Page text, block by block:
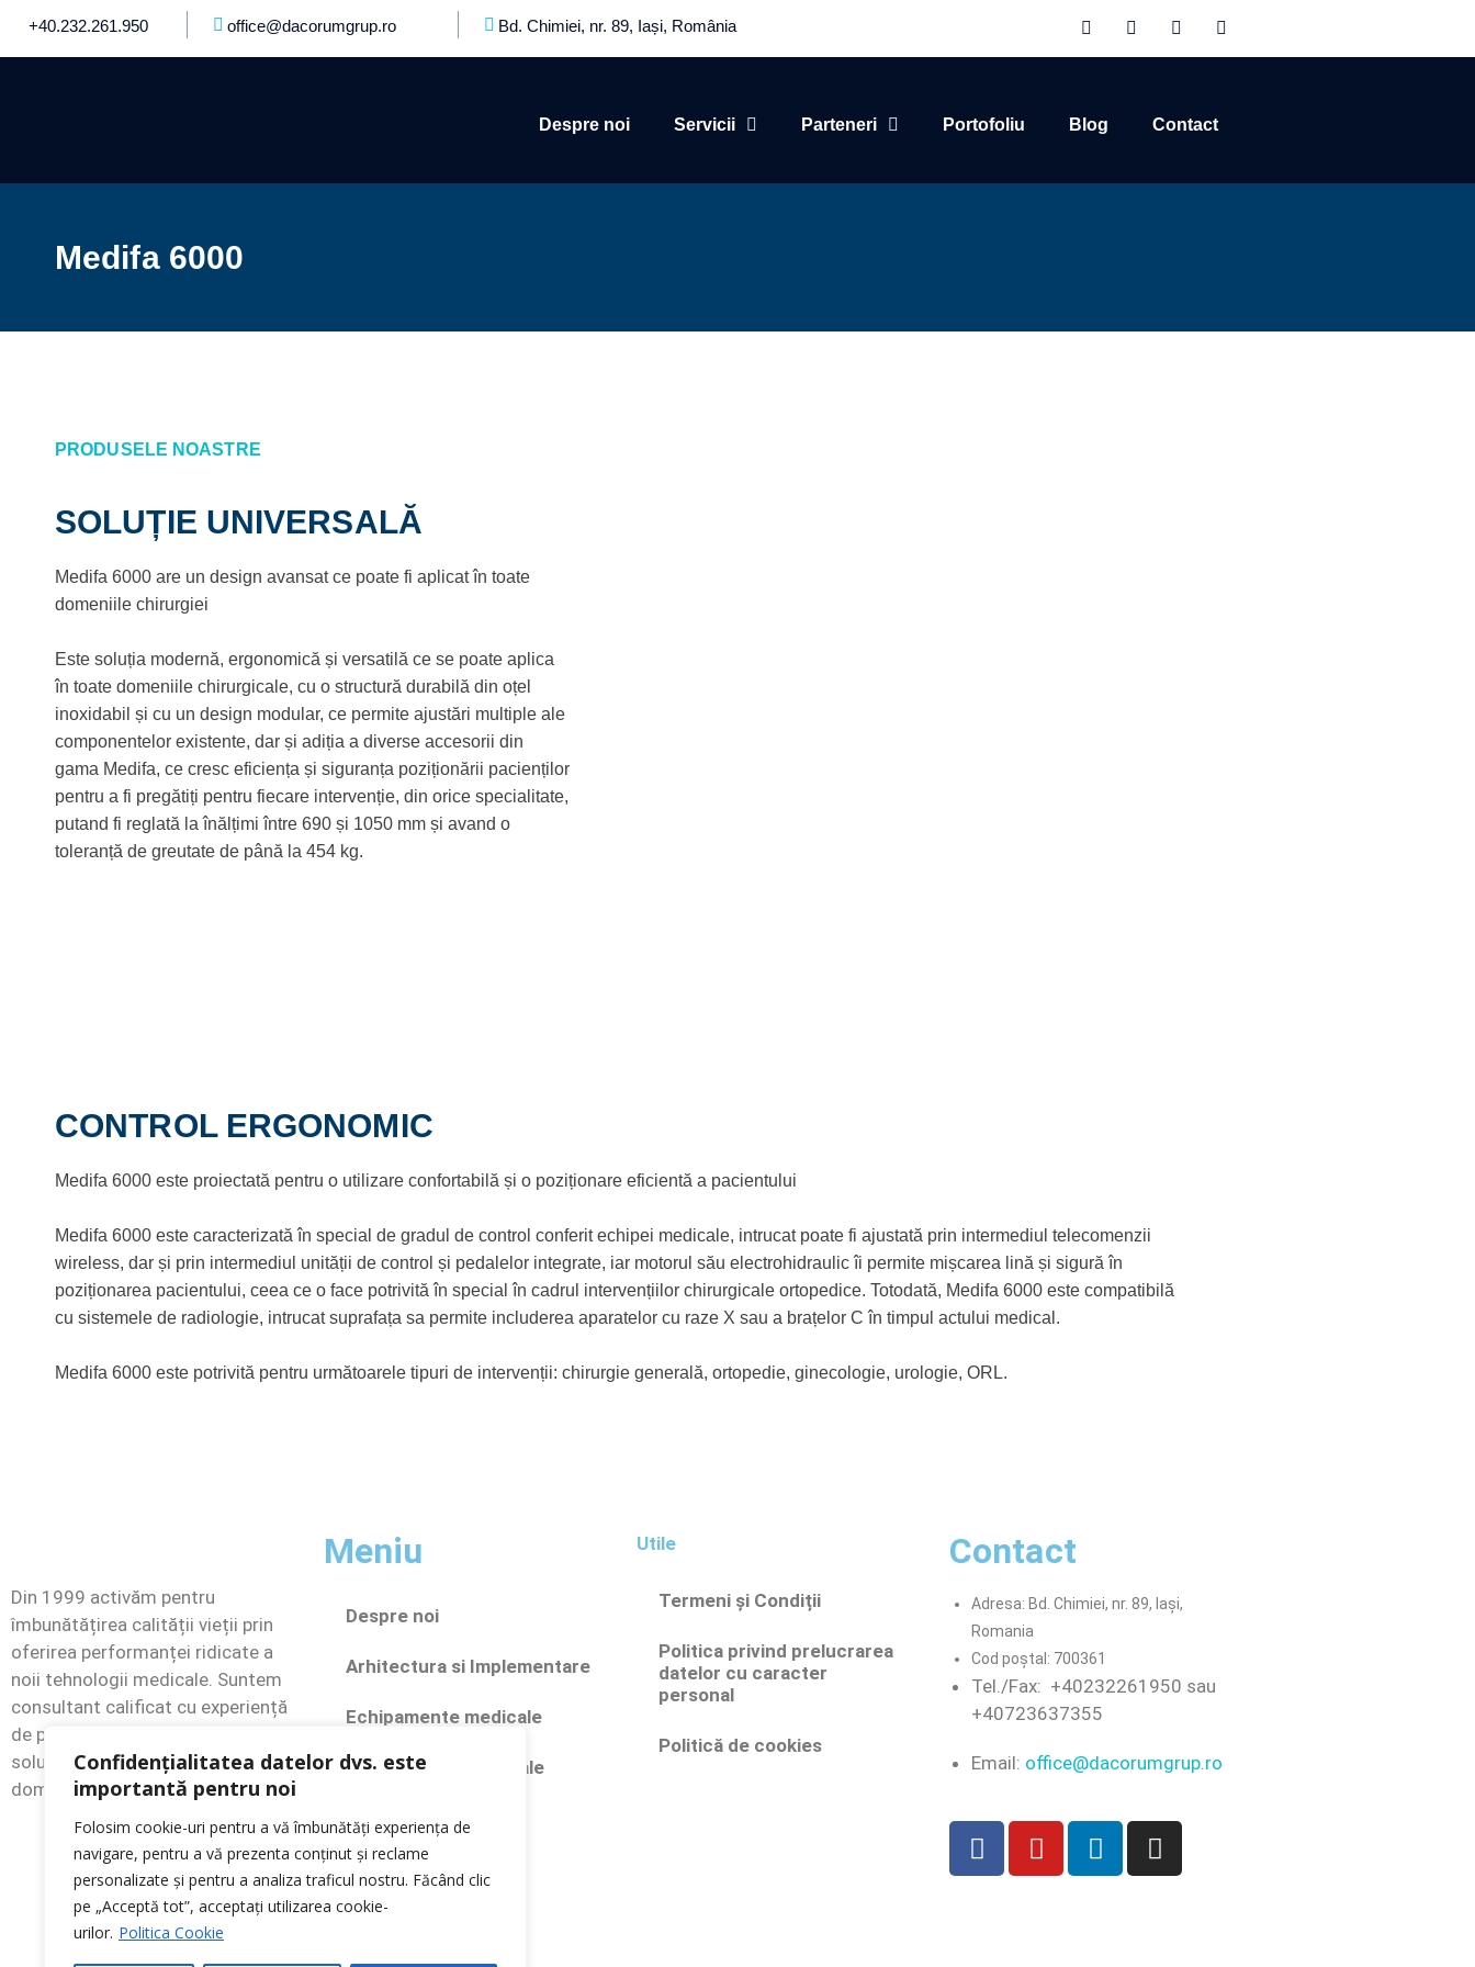
Confidențialitatea datelor dvs. este
importantă pentru noi
Folosim cookie-uri pentru a vă îmbunătăți experiența de
navigare, pentru a vă prezenta conținut și reclame
personalizate și pentru a analiza traficul nostru. Făcând clic
pe „Acceptă tot”, acceptați utilizarea cookie-
urilor. Politica Cookie
+40.232.261.950 office@dacorumgrup.ro Bd. Chimiei, nr. 89, Iași, România
Despre noi Servicii Parteneri Portofoliu Blog Contact
Medifa 6000
PRODUSELE NOASTRE
SOLUȚIE UNIVERSALĂ
Medifa 6000 are un design avansat ce poate fi aplicat în toate
domeniile chirurgiei
Este soluția modernă, ergonomică și versatilă ce se poate aplica
în toate domeniile chirurgicale, cu o structură durabilă din oțel
inoxidabil și cu un design modular, ce permite ajustări multiple ale
componentelor existente, dar și adiția a diverse accesorii din
gama Medifa, ce cresc eficiența și siguranța poziționării pacienților
pentru a fi pregătiți pentru fiecare intervenție, din orice specialitate,
putand fi reglată la înălțimi între 690 și 1050 mm și avand o
toleranță de greutate de până la 454 kg.
CONTROL ERGONOMIC
Medifa 6000 este proiectată pentru o utilizare confortabilă și o poziționare eficientă a pacientului
Medifa 6000 este caracterizată în special de gradul de control conferit echipei medicale, intrucat poate fi ajustată prin intermediul telecomenzii
wireless, dar și prin intermediul unității de control și pedalelor integrate, iar motorul său electrohidraulic îi permite mișcarea lină și sigură în
poziționarea pacientului, ceea ce o face potrivită în special în cadrul intervențiilor chirurgicale ortopedice. Totodată, Medifa 6000 este compatibilă
cu sistemele de radiologie, intrucat suprafața sa permite includerea aparatelor cu raze X sau a brațelor C în timpul actului medical.
Medifa 6000 este potrivită pentru următoarele tipuri de intervenții: chirurgie generală, ortopedie, ginecologie, urologie, ORL.
Din 1999 activăm pentru
îmbunătățirea calității vieții prin
oferirea performanței ridicate a
noii tehnologii medicale. Suntem
consultant calificat cu experiență
de peste 20 de ani în oferirea
soluțiilor complete și de calitate în
domeniul medical.
Meniu
Despre noi
Arhitectura si Implementare
Echipamente medicale
Gaze și fluide medicale
Portofoliu
Blog
Contact
Utile
Termeni și Condiții
Politica privind prelucrarea
datelor cu caracter
personal
Politică de cookies
Contact
Adresa: Bd. Chimiei, nr. 89, Iași,
Romania
Cod poștal: 700361
Tel./Fax: +40232261950 sau
+40723637355
Email: office@dacorumgrup.ro